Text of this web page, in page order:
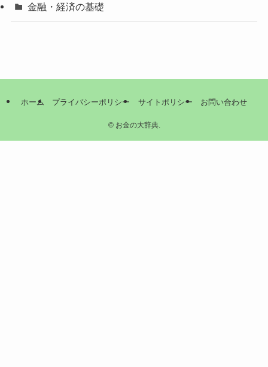
金融・経済の基礎
ホーム プライバシーポリシー サイトポリシー お問い合わせ
©お金の大辞典.